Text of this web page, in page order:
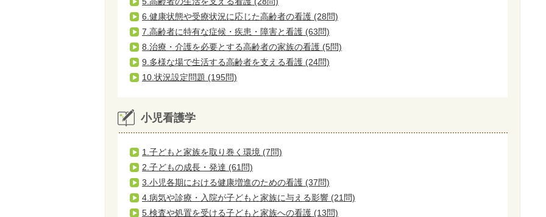
6.健康状態や受療状況に応じた高齢者の看護 (28問)
7.高齢者に特有な症候・疾患・障害と看護 (63問)
8.治療・介護を必要とする高齢者の家族の看護 (5問)
9.多様な場で生活する高齢者を支える看護 (24問)
10.状況設定問題 (195問)
小児看護学
1.子どもと家族を取り巻く環境 (7問)
2.子どもの成長・発達 (61問)
3.小児各期における健康増進のための看護 (37問)
4.病気や診療・入院が子どもと家族に与える影響 (21問)
5.検査や処置を受ける子どもと家族への看護 (13問)